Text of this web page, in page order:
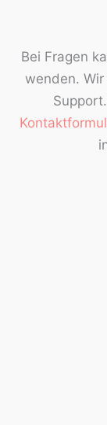
Bei Fragen
wenden.